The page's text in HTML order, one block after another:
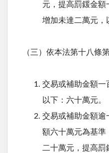
元，提高罰鍰金額
增加未達二萬元，
（三）依本法第十八條
交易或補助金額一
以下：六十萬元。
交易或補助金額逾
額六十萬元為基準
二十萬元，提高